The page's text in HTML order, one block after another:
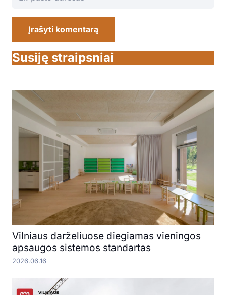
Įrašyti komentarą
Susiję straipsniai
Vilniaus darželiuose diegiamas vieningos
apsaugos sistemos standartas
2026.06.16